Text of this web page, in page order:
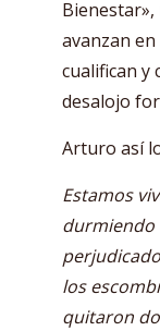
avanzan
cualifican y
desalojo
Arturo así
Estamos
durmiendo
los
quitaron